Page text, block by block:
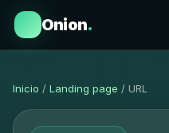
Onion.
Inicio / Landing page / URL